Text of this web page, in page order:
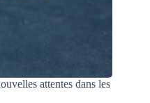
attentes dans les